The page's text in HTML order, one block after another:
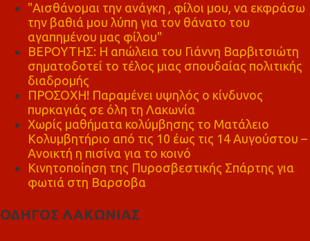
"Αισθάνομαι την ανάγκη , φίλοι μου, να εκφράσω
την βαθιά μου λύπη για τον θάνατο του
αγαπημένου μας φίλου"
ΒΕΡΟΥΤΗΣ: Η απώλεια του Γιάννη Βαρβιτσιώτη
σηματοδοτεί το τέλος μιας σπουδαίας πολιτικής
διαδρομής
ΠΡΟΣΟΧΗ! Παραμένει υψηλός ο κίνδυνος
πυρκαγιάς σε όλη τη Λακωνία
Χωρίς μαθήματα κολύμβησης το Ματάλειο
Κολυμβητήριο από τις 10 έως τις 14 Αυγούστου –
Ανοικτή η πισίνα για το κοινό
Κινητοποίηση της Πυροσβεστικής Σπάρτης για
φωτιά στη Βαρσοβα
ΟΔΗΓΟΣ ΛΑΚΩΝΙΑΣ